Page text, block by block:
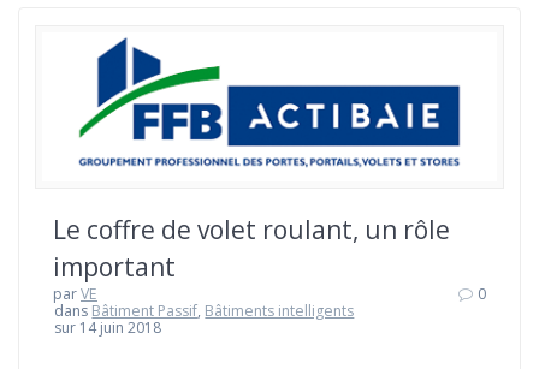
Le coffre de volet roulant, un rôle
important
parVE
dans Bâtiment Passif, Bâtiments intelligents
sur 14 juin 2018
0